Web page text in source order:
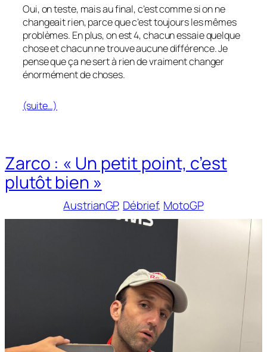
Oui, on teste, mais au final, c’est comme si on ne
changeait rien, parce que c’est toujours les mêmes
problèmes. En plus, on est 4, chacun essaie quelque
chose et chacun ne trouve aucune différence. Je
pense que ça ne sert à rien de vraiment changer
énormément de choses.
(suite…)
Zarco : « Un petit point, c’est
plutôt bien »
AustrianGP, Débrief, MotoGP